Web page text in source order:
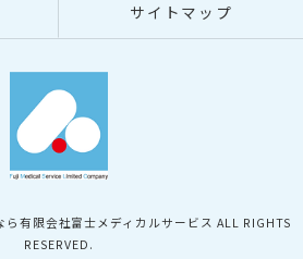
サイトマップ
有限会社富士メディカルサービス ALL RIGHTS
RESERVED.